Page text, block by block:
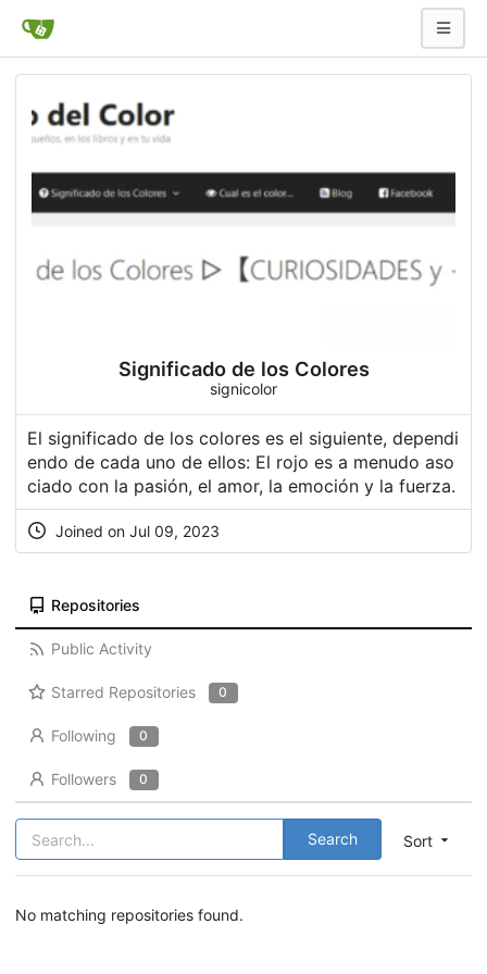
Significado de los Colores
signicolor
El significado de los colores es el siguiente, dependi
endo de cada uno de ellos: El rojo es a menudo aso
ciado con la pasión, el amor, la emoción y la fuerza.
Joined on Jul 09, 2023
Repositories
Public Activity
Starred Repositories 0
Following 0
Followers 0
Sort
Search
No matching repositories found.